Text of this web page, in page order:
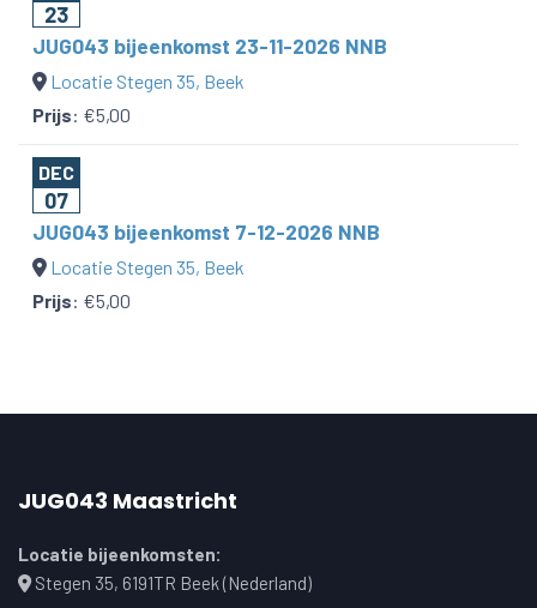
23
JUG043 bijeenkomst 23-11-2026 NNB
Locatie Stegen 35, Beek
Prijs: €5,00
DEC
07
JUG043 bijeenkomst 7-12-2026 NNB
Locatie Stegen 35, Beek
Prijs: €5,00
JUG043 Maastricht
Locatie bijeenkomsten:
Stegen 35, 6191TR Beek (Nederland)